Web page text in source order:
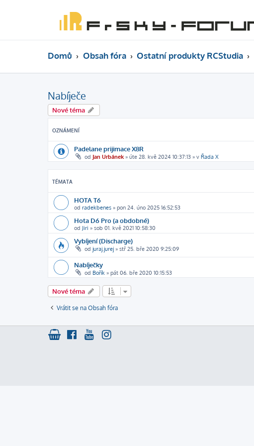
Domů Obsah fóra Ostatní produkty RCStudia
Nabíječe
Nové téma
OZNÁMENÍ
Padelane prijimace X8R
od Jan Urbánek » úte 28. kvě 2024 10:37:13 » v Řada X
TÉMATA
HOTA T6
od radekbenes » pon 24. úno 2025 16:52:53
Hota D6 Pro (a obdobné)
od Jiri » sob 01. kvě 2021 10:58:30
Vybíjení (Discharge)
od juraj.jurej » stř 25. bře 2020 9:25:09
Nabíječky
od Bořík » pát 06. bře 2020 10:15:53
Nové téma
Vrátit se na Obsah fóra